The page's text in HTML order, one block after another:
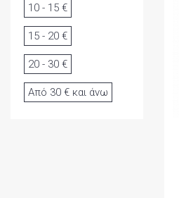
10 - 15 €
15 - 20 €
20 - 30 €
Από 30 € και άνω